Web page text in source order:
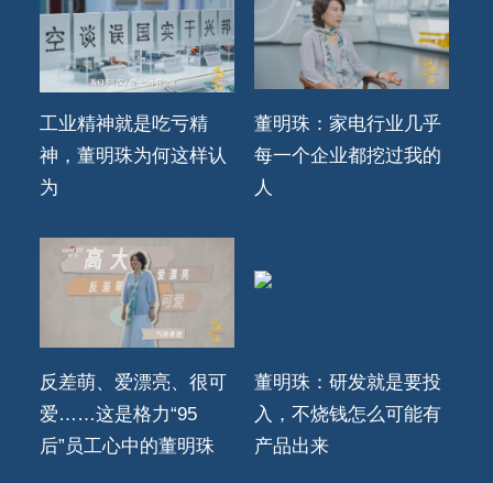
工业精神就是吃亏精
神，董明珠为何这样认
为
董明珠：家电行业几乎
每一个企业都挖过我的
人
反差萌、爱漂亮、很可
爱……这是格力“95
后”员工心中的董明珠
董明珠：研发就是要投
入，不烧钱怎么可能有
产品出来